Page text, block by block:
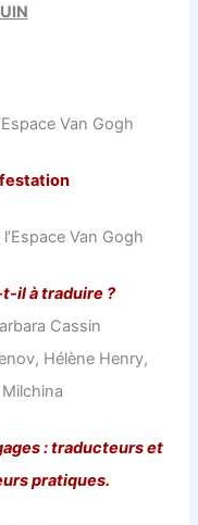
Van Gogh
Van Gogh
il à traduire ?
Cassin
Hélène Henry,
: traducteurs et
pratiques.